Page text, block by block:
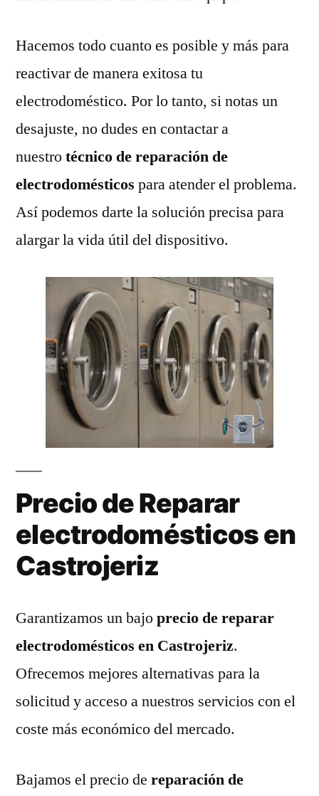
Hacemos todo cuanto es posible y más para
reactivar de manera exitosa tu
electrodoméstico. Por lo tanto, si notas un
desajuste, no dudes en contactar a
nuestrotécnico de reparación de
electrodomésticos para atender el problema.
Así podemos darte la solución precisa para
alargar la vida útil del dispositivo.
Precio de Reparar
electrodomésticos en
Castrojeriz
Garantizamos un bajoprecio de reparar
electrodomésticos en Castrojeriz.
Ofrecemos mejores alternativas para la
solicitud y acceso a nuestros servicios con el
coste más económico del mercado.
Bajamos el precio de reparación de